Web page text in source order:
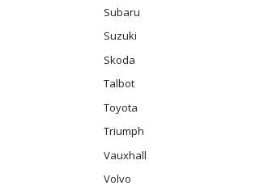
Subaru
Suzuki
Skoda
Talbot
Toyota
Triumph
Vauxhall
Volvo